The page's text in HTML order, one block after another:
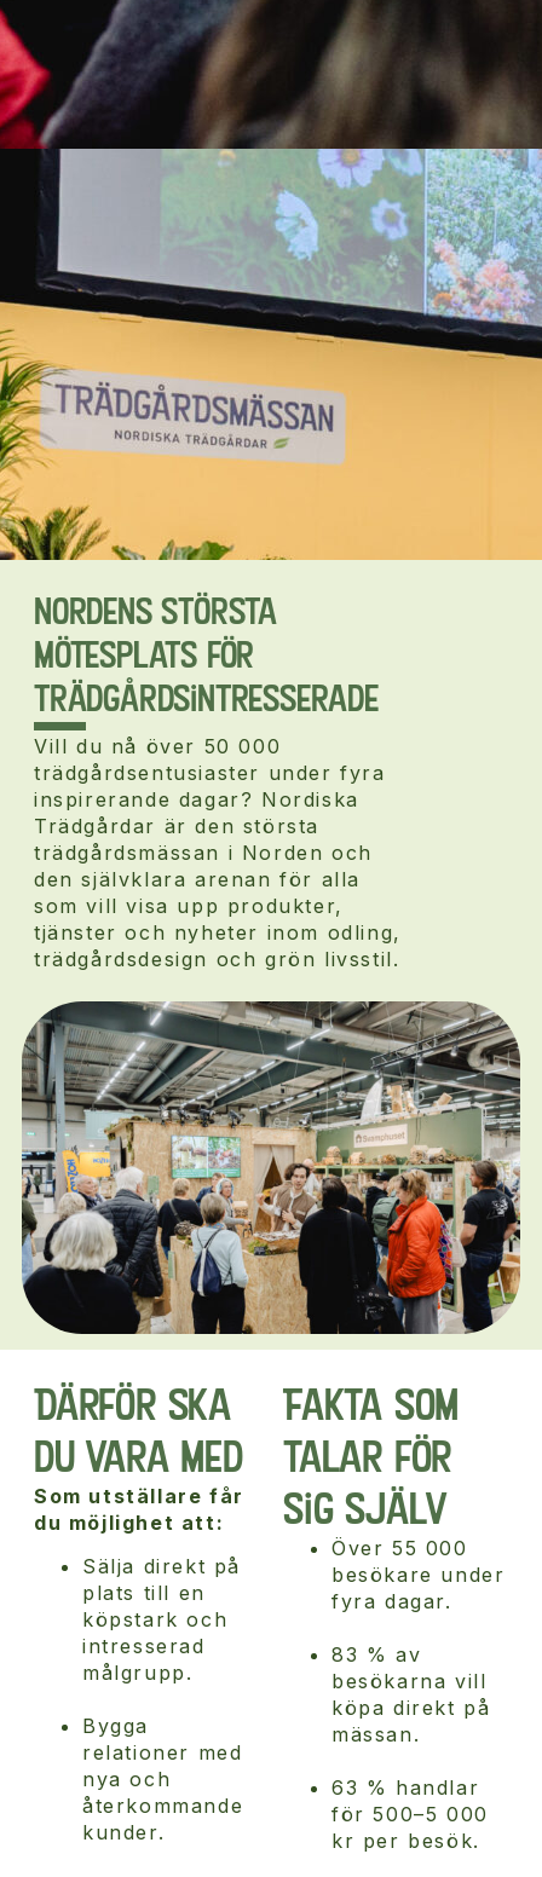
Nordens största
mötesplats för
trädgårdsintresserade
Vill du nå över 50 000
trädgårdsentusiaster under fyra
inspirerande dagar? Nordiska
Trädgårdar är den största
trädgårdsmässan i Norden och
den självklara arenan för alla
som vill visa upp produkter,
tjänster och nyheter inom odling,
trädgårdsdesign och grön livsstil.
Därför ska
du vara med
Som utställare får
du möjlighet att:
Sälja direkt på
plats till en
köpstark och
intresserad
målgrupp.
Bygga
relationer med
nya och
återkommande
kunder.
Fakta som
talar för
sig själv
Över 55 000
besökare under
fyra dagar.
83 % av
besökarna vill
köpa direkt på
mässan.
63 % handlar
för 500–5 000
kr per besök.